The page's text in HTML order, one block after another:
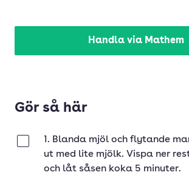
Handla via Mathem
Gör så här
1. Blanda mjöl och flytande
ut med lite mjölk. Vispa ner
och låt såsen koka 5 minuter.